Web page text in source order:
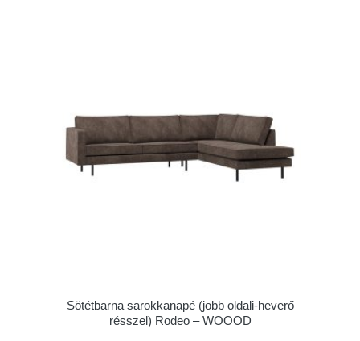
Sötétbarna sarokkanapé (jobb oldali-heverő
résszel) Rodeo – WOOOD